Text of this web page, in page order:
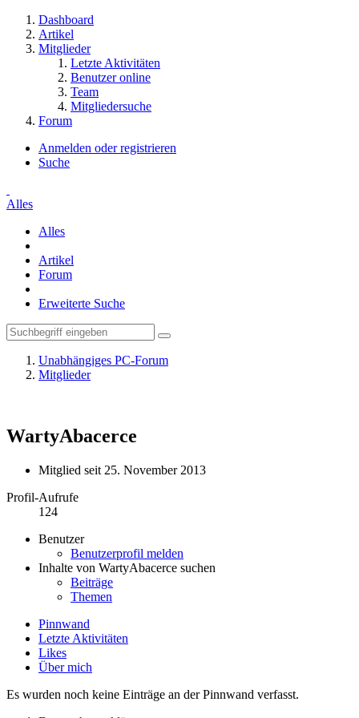
Dashboard
Artikel
Mitglieder
Letzte Aktivitäten
Benutzer online
Team
Mitgliedersuche
Forum
Anmelden oder registrieren
Suche
Alles
Alles
Artikel
Forum
Erweiterte Suche
Unabhängiges PC-Forum
Mitglieder
WartyAbacerce
Mitglied seit 25. November 2013
Profil-Aufrufe
124
Benutzer
Benutzerprofil melden
Inhalte von WartyAbacerce suchen
Beiträge
Themen
Pinnwand
Letzte Aktivitäten
Likes
Über mich
Es wurden noch keine Einträge an der Pinnwand verfasst.